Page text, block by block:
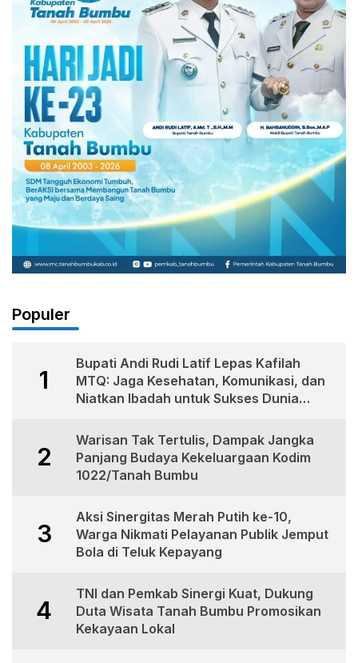
Populer
1
Bupati Andi Rudi Latif Lepas Kafilah
MTQ: Jaga Kesehatan, Komunikasi, dan
Niatkan Ibadah untuk Sukses Dunia
2
Warisan Tak Tertulis, Dampak Jangka
Panjang Budaya Kekeluargaan Kodim
1022/Tanah Bumbu
3
Aksi Sinergitas Merah Putih ke-10,
Warga Nikmati Pelayanan Publik Jemput
Bola di Teluk Kepayang
4
TNI dan Pemkab Sinergi Kuat, Dukung
Duta Wisata Tanah Bumbu Promosikan
Kekayaan Lokal